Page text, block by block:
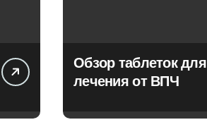
Обзор таблеток для
лечения от ВПЧ